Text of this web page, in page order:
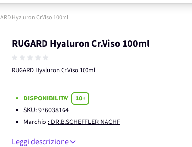
Hyaluron Cr.Viso 100ml
RUGARD Hyaluron Cr.Viso 100ml
RUGARD Hyaluron Cr.Viso 100ml
DISPONIBILITA'
10+
SKU:976038164
Marchio : DR.B.SCHEFFLER NACHF
Leggi descrizione